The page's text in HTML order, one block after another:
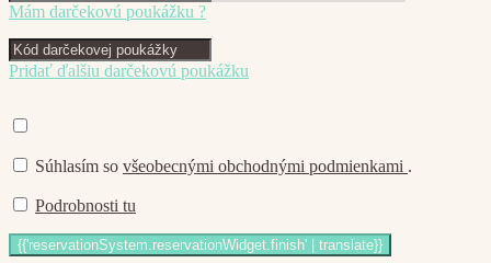
Mám darčekovú poukážku ?
Pridať ďalšiu darčekovú poukážku
Súhlasím so všeobecnými obchodnými podmienkami .
Podrobnosti tu